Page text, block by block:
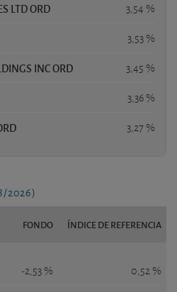
LTD ORD 3,54 %
3,53 %
INC ORD 3,45 %
3,36 %
3,27 %
2026)
FONDO ÍNDICE DE REFERENCIA
-2,53 % 0,52 %